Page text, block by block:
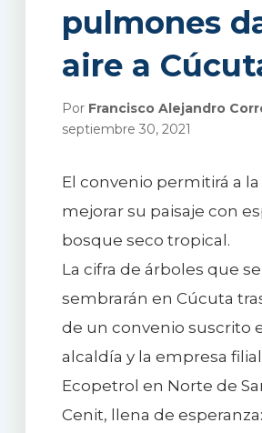
pulmones
aire a
Por Francisco Alejandro
septiembre 30, 2021
El convenio permitirá a
mejorar su paisaje con
bosque seco tropical.
La cifra de árboles que se
sembrarán en Cúcuta
de un convenio suscrito
alcaldía y la empresa
Ecopetrol en Norte de
Cenit, llena de